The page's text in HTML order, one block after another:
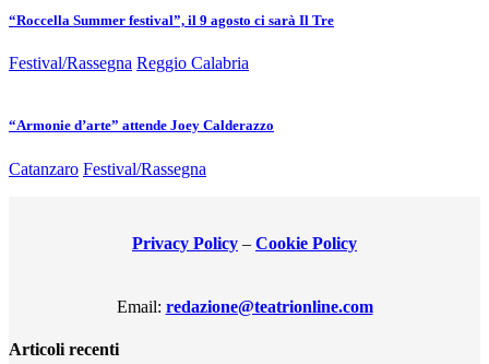
“Roccella Summer festival”, il 9 agosto ci sarà Il Tre
Festival/Rassegna Reggio Calabria
“Armonie d’arte” attende Joey Calderazzo
Catanzaro Festival/Rassegna
Privacy Policy – Cookie Policy
Email: redazione@teatrionline.com
Articoli recenti